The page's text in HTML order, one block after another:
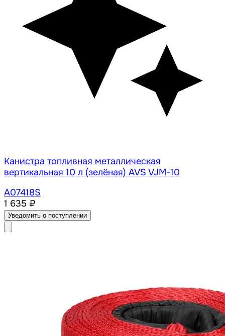
Канистра топливная металлическая
вертикальная 10 л (зелёная) AVS VJM-10
A07418S
1 635 ₽
Уведомить о поступлении